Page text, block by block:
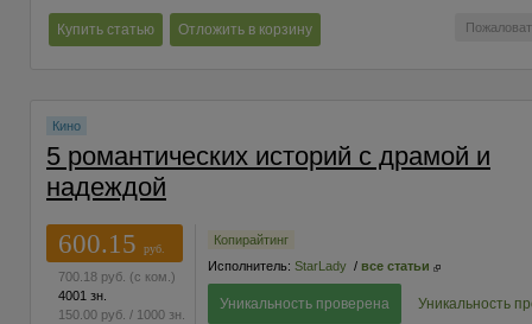
Купить статью Отложить в корзину
Кино
5 романтических историй с драмой и
надеждой
600.15
руб.
700.18 руб. (с ком.)
4001 зн.
150.00 руб. / 1000 зн.
Копирайтинг
Исполнитель: StarLady / все статьи
Уникальность проверена Уникальность